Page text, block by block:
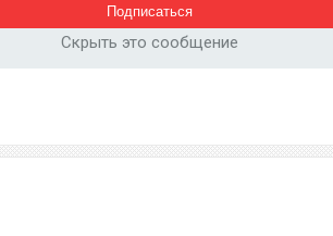
Скрыть это сообщение